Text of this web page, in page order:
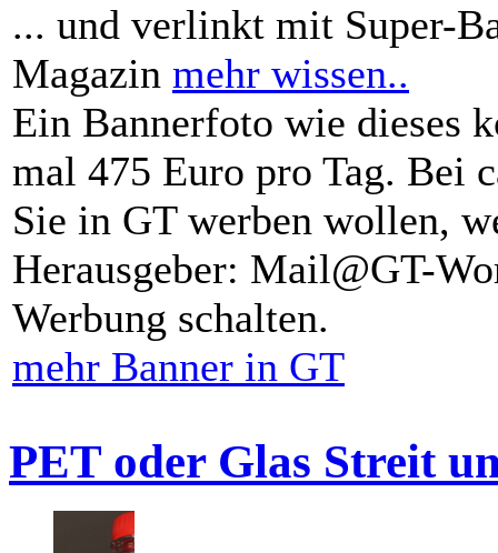
... und verlinkt mit Super-
Magazin mehr wissen..
Ein Bannerfoto wie dieses
mal 475 Euro pro Tag. Bei
Sie in GT werben wollen,
Herausgeber: Mail@GT-
Werbung schalten.
mehr Banner in GT
PET oder Glas Streit